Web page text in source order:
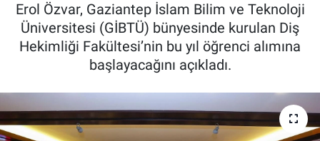
Erol Özvar, Gaziantep İslam Bilim ve Teknoloji
Üniversitesi (GİBTÜ) bünyesinde kurulan Diş
Hekimliği Fakültesi’nin bu yıl öğrenci alımına
başlayacağını açıkladı.
ASAYİŞ
EĞİTİM
KÜLTÜR - SANAT
Haber Arşivi